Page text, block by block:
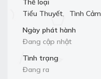
Thể loại
Tiểu Thuyết,
Tình Cảm
Ngày phát hành
Đang cập nhật
Tình trạng
Đang ra